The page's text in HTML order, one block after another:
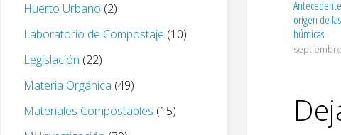
origen de
húmicas.
Huerto Urbano (2)
Laboratorio de Compostaje (10)
Legislación (22)
Materia Orgánica (49)
Materiales Compostables (15)